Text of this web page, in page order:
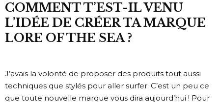
COMMENT T’EST-IL VENU
L’IDÉE DE CRÉER TA MARQUE
LORE OF THE SEA ?
J’avais la volonté de proposer des produits tout aussi
techniques que stylés pour aller surfer. C’est un peu ce
que toute nouvelle marque vous dira aujourd’hui ! Pour